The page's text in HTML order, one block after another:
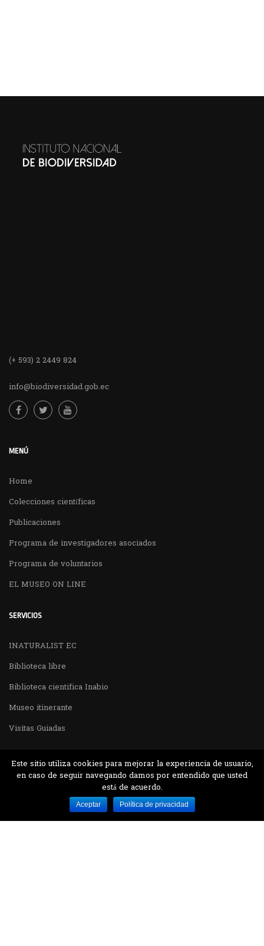
(+ 593) 2 2449 824
info@biodiversidad.gob.ec
MENÚ
Home
Colecciones científicas
Publicaciones
Programa de investigadores asociados
Programa de voluntarios
EL MUSEO ON LINE
SERVICIOS
INATURALIST EC
Biblioteca libre
Biblioteca cientifica Inabio
Museo itinerante
Visitas Guiadas
Desarrollado por MJTEC.
Este sitio utiliza cookies para mejorar la experiencia de usuario,
en caso de seguir navegando damos por entendido que usted
está de acuerdo.
Aceptar Política de privacidad